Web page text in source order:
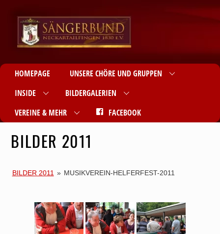
HOMEPAGE
UNSERE CHÖRE UND GRUPPEN
INSIDE
BILDERGALERIEN
VEREINE & MEHR
FACEBOOK
BILDER 2011
BILDER 2011 » MUSIKVEREIN-HELFERFEST-2011